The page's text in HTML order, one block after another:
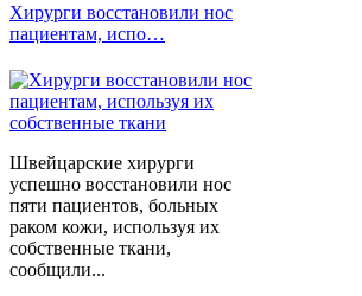
Хирурги восстановили нос
пациентам, испо…
Швейцарские хирурги
успешно восстановили нос
пяти пациентов, больных
раком кожи, используя их
собственные ткани,
сообщили...